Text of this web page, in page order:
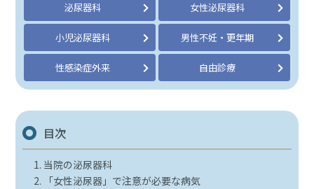
泌尿器科 女性泌尿器科
小児泌尿器科 男性不妊・更年期
性感染症外来 自由診療
目次
当院の泌尿器科
「女性泌尿器」で注意が必要な病気